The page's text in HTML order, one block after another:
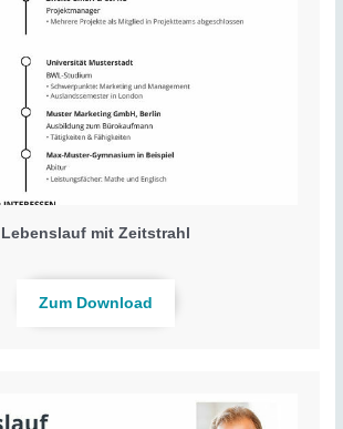
Lebenslauf mit Zeitstrahl
Zum Download